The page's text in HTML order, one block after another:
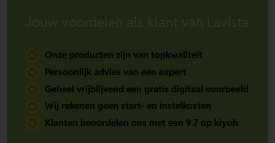
Jouw voordelen als klant van Lavista
Onze producten zijn van topkwaliteit
Persoonlijk advies van een expert
Geheel vrijblijvend een gratis digitaal voorbeeld
Wij rekenen geen start- en instelkosten
Klanten beoordelen ons met een 9.7 op kiyoh